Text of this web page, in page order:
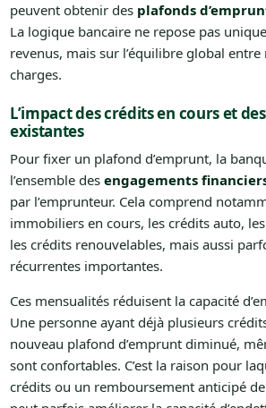
peuvent obtenir des plafonds
La logique bancaire ne repose pas
revenus, mais sur l’équilibre global entre
charges.
L’impact des crédits en cours et
existantes
Pour fixer un plafond d’emprunt, la
l’ensemble des engagements
par l’emprunteur. Cela comprend
immobiliers en cours, les crédits auto,
les crédits renouvelables, mais aussi
récurrentes importantes.
Ces mensualités réduisent la capacité
Une personne ayant déjà plusieurs
nouveau plafond d’emprunt diminué,
sont confortables. C’est la raison pour
crédits ou un remboursement anticipé